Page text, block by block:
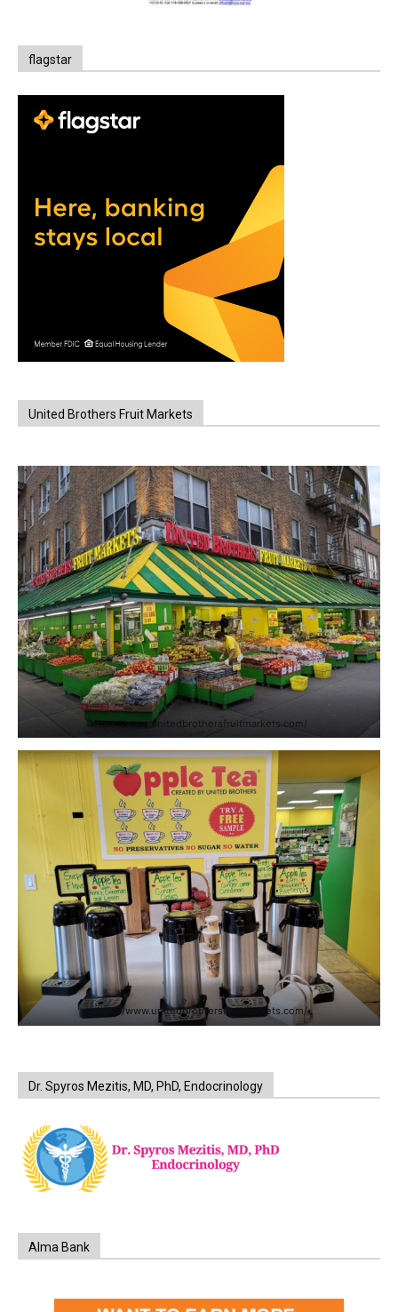
flagstar
United Brothers Fruit Markets
https://www.unitedbrothersfruitmarkets.com/
https://www.unitedbrothersfruitmarkets.com/
Dr. Spyros Mezitis, MD, PhD, Endocrinology
Alma Bank